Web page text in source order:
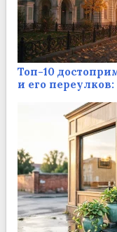
Топ-10
и его